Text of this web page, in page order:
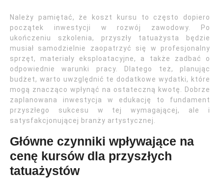
Należy pamiętać, że koszt kursu to często dopiero
początek inwestycji w rozwój zawodowy. Po
ukończeniu szkolenia, przyszły tatuażysta będzie
musiał samodzielnie zaopatrzyć się w profesjonalny
sprzęt, materiały eksploatacyjne, a także zadbać o
odpowiednie warunki pracy. Dlatego też, planując
budżet, warto uwzględnić te dodatkowe wydatki, które
mogą znacząco wpłynąć na ostateczną kwotę. Dobrze
zaplanowana inwestycja w edukację to fundament
przyszłego sukcesu w tej wymagającej, ale i
satysfakcjonującej branży artystycznej.
Główne czynniki wpływające na
cenę kursów dla przyszłych
tatuażystów